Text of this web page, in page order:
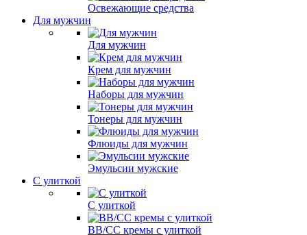
Освежающие средства
Для мужчин
Для мужчин
Крем для мужчин
Наборы для мужчин
Тонеры для мужчин
Флюиды для мужчин
Эмульсии мужские
С улиткой
С улиткой
ВВ/СС кремы с улиткой